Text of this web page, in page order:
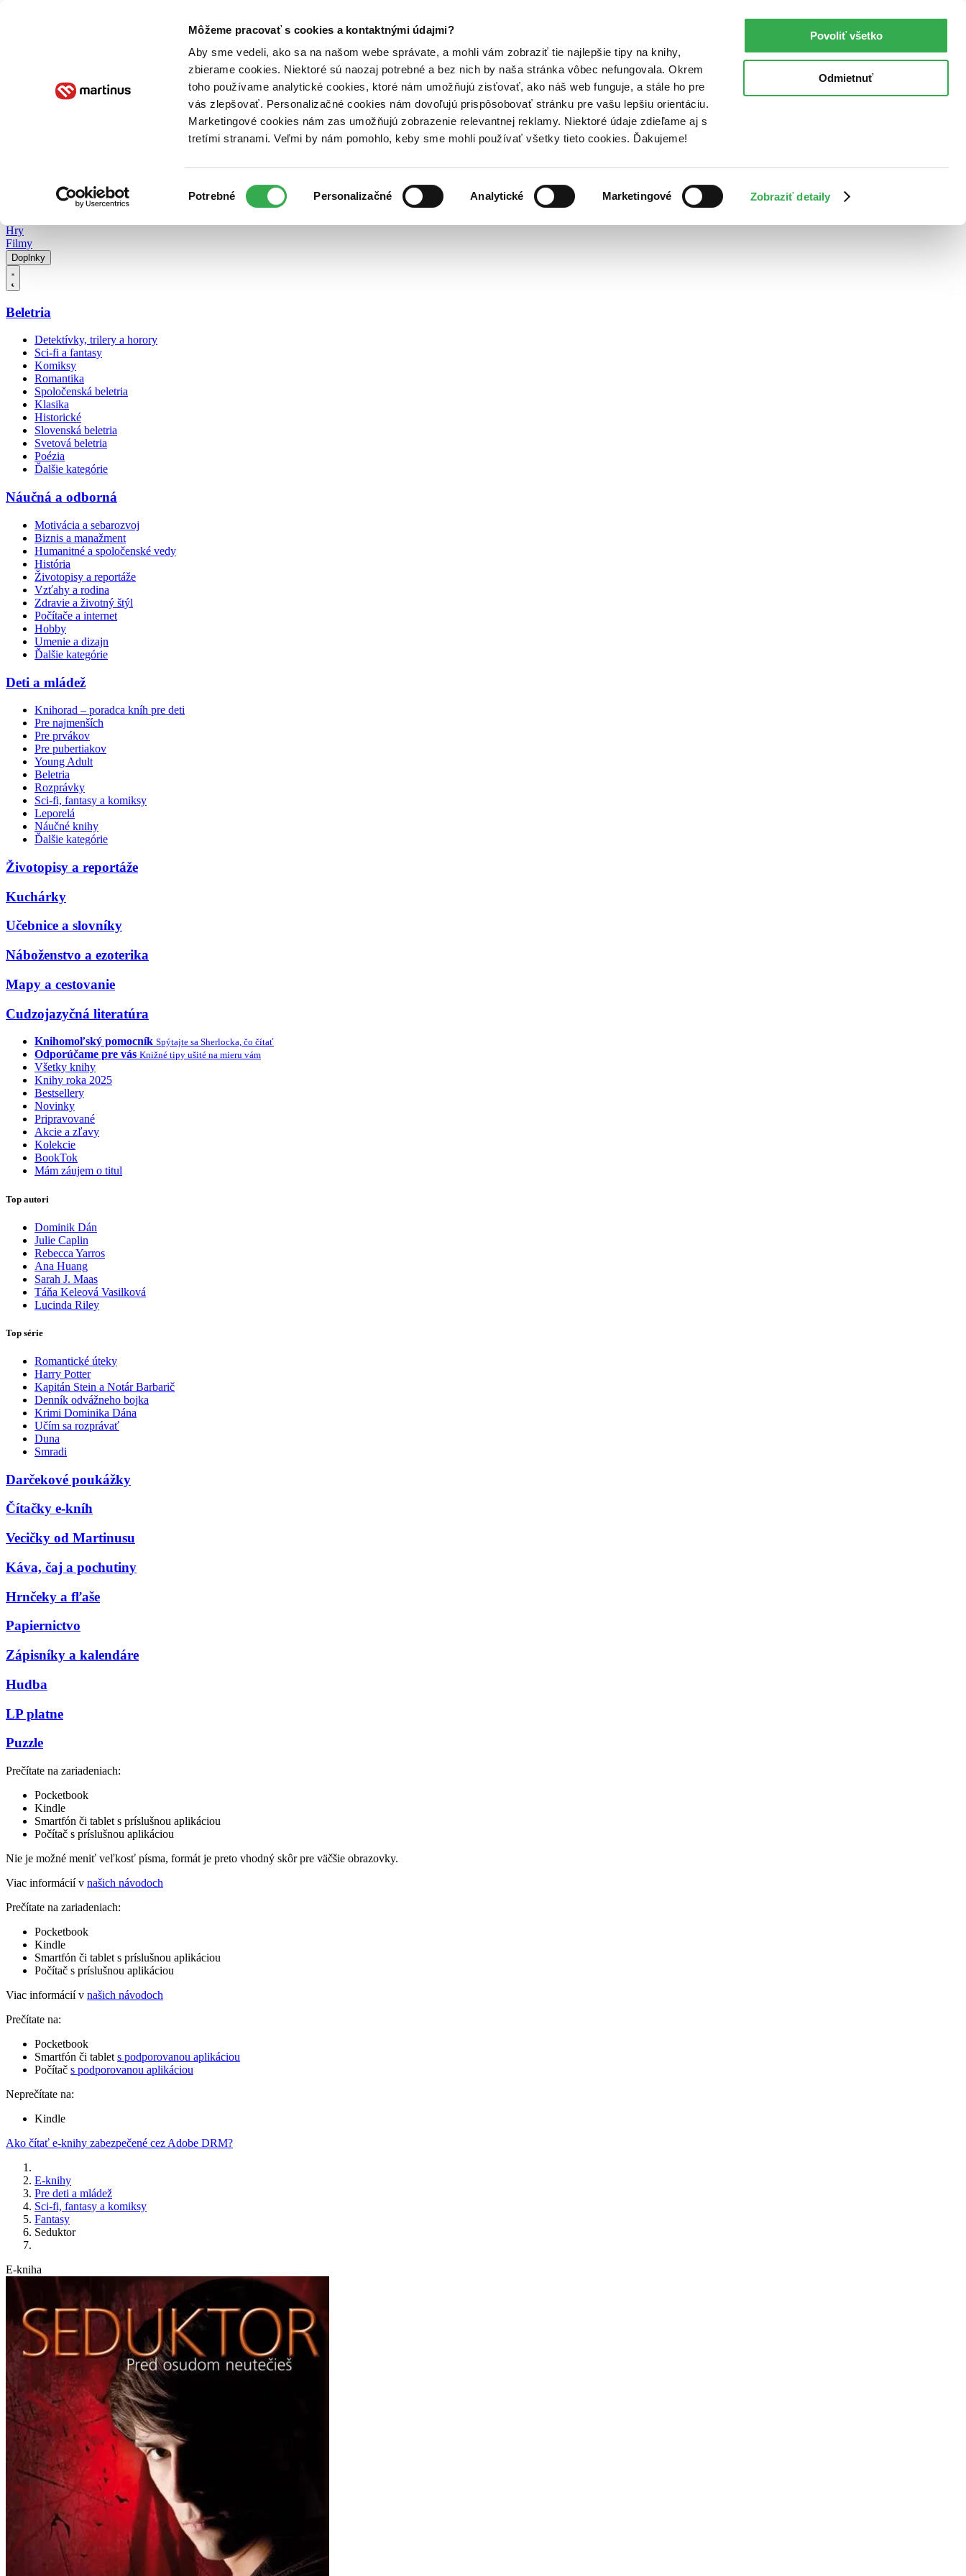
Môžeme pracovať s cookies a kontaktnými údajmi?
Aby sme vedeli, ako sa na našom webe správate, a mohli vám zobraziť tie najlepšie tipy na knihy,
zbierame cookies. Niektoré sú naozaj potrebné a bez nich by naša stránka vôbec nefungovala. Okrem
toho používame analytické cookies, ktoré nám umožňujú zisťovať, ako náš web funguje, a stále ho pre
vás zlepšovať. Personalizačné cookies nám dovoľujú prispôsobovať stránku pre vašu lepšiu orientáciu.
Marketingové cookies nám zas umožňujú zobrazenie relevantnej reklamy. Niektoré údaje zdieľame aj s
tretími stranami. Veľmi by nám pomohlo, keby sme mohli používať všetky tieto cookies. Ďakujeme!
súhlasu
Potrebné Personalizačné Analytické Marketingové Zobraziť detaily
Povoliť všetko
Odmietnuť
Poukážky Kontakt
Hry
Filmy
Doplnky
Beletria
Detektívky, trilery a horory
Sci-fi a fantasy
Komiksy
Romantika
Spoločenská beletria
Klasika
Historické
Slovenská beletria
Svetová beletria
Poézia
Ďalšie kategórie
Náučná a odborná
Motivácia a sebarozvoj
Biznis a manažment
Humanitné a spoločenské vedy
História
Životopisy a reportáže
Vzťahy a rodina
Zdravie a životný štýl
Počítače a internet
Hobby
Umenie a dizajn
Ďalšie kategórie
Deti a mládež
Knihorad – poradca kníh pre deti
Pre najmenších
Pre prvákov
Pre pubertiakov
Young Adult
Beletria
Rozprávky
Sci-fi, fantasy a komiksy
Leporelá
Náučné knihy
Ďalšie kategórie
Životopisy a reportáže
Kuchárky
Učebnice a slovníky
Náboženstvo a ezoterika
Mapy a cestovanie
Cudzojazyčná literatúra
Knihomoľský pomocník Spýtajte sa Sherlocka, čo čítať
Odporúčame pre vás Knižné tipy ušité na mieru vám
Všetky knihy
Knihy roka 2025
Bestsellery
Novinky
Pripravované
Akcie a zľavy
Kolekcie
BookTok
Mám záujem o titul
Top autori
Dominik Dán
Julie Caplin
Rebecca Yarros
Ana Huang
Sarah J. Maas
Táňa Keleová Vasilková
Lucinda Riley
Top série
Romantické úteky
Harry Potter
Kapitán Stein a Notár Barbarič
Denník odvážneho bojka
Krimi Dominika Dána
Učím sa rozprávať
Duna
Smradi
Darčekové poukážky
Čítačky e-kníh
Vecičky od Martinusu
Káva, čaj a pochutiny
Hrnčeky a fľaše
Papiernictvo
Zápisníky a kalendáre
Hudba
LP platne
Puzzle
Prečítate na zariadeniach:
Pocketbook
Kindle
Smartfón či tablet s príslušnou aplikáciou
Počítač s príslušnou aplikáciou
Nie je možné meniť veľkosť písma, formát je preto vhodný skôr pre väčšie obrazovky.
Viac informácií v našich návodoch
Prečítate na zariadeniach:
Pocketbook
Kindle
Smartfón či tablet s príslušnou aplikáciou
Počítač s príslušnou aplikáciou
Viac informácií v našich návodoch
Prečítate na:
Pocketbook
Smartfón či tablet s podporovanou aplikáciou
Počítač s podporovanou aplikáciou
Neprečítate na:
Kindle
Ako čítať e-knihy zabezpečené cez Adobe DRM?
E-knihy
Pre deti a mládež
Sci-fi, fantasy a komiksy
Fantasy
Seduktor
E-kniha